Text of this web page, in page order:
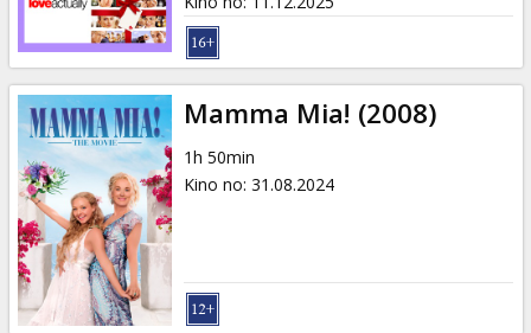
Mamma Mia! (2008)
1h 50min
Kino no: 31.08.2024